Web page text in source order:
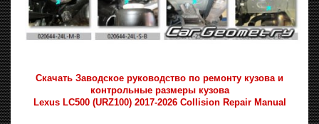
Скачать Заводское руководство по ремонту кузова и
контрольные размеры кузова
Lexus LC500 (URZ100) 2017-2026 Collision Repair Manual